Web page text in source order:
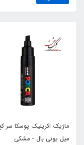
میل یونی بال - مشکی